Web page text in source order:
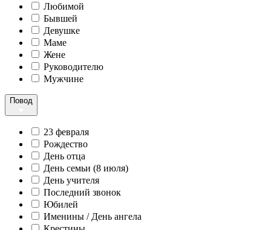
Любимой
Бывшей
Девушке
Маме
Жене
Руководителю
Мужчине
Повод
23 февраля
Рождество
День отца
День семьи (8 июля)
День учителя
Последний звонок
Юбилей
Именины / День ангела